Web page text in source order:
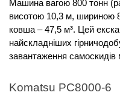
Машина вагою 800 тонн
висотою 10,3 м, шириною
ковша – 47,5 м³. Цей
найскладніших
завантаження
Komatsu PC8000-6